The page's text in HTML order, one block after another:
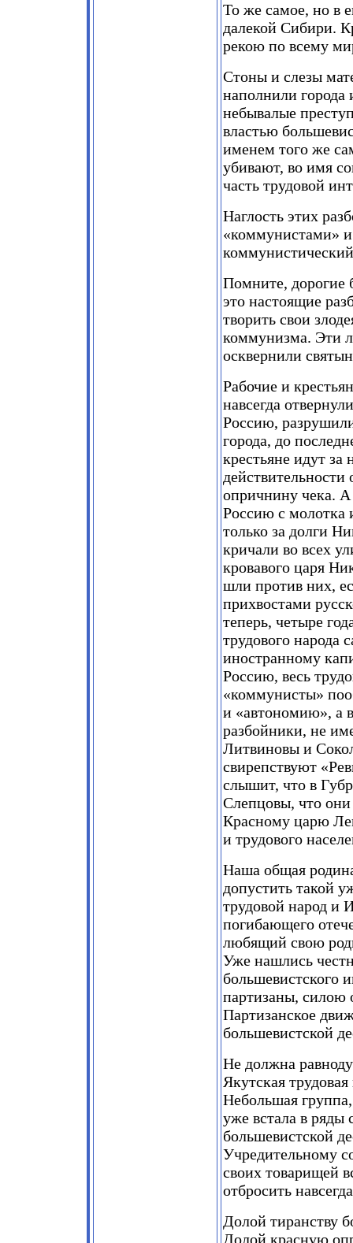
То же самое, но в
далекой Сибири.
рекою по всему
Стоны и слезы
наполнили
небывалые
властью
именем того же
убивают, во имя
часть трудовой
Наглость этих
«коммунистами»
Помните, дорогие
это настоящие
творить свои
коммунизма. Эти
осквернили
Рабочие и
навсегда
Россию,
города, до
крестьяне идут
опричнину чека.
Россию с молотка
только за долги
кричали во всех
кровавого царя
шли против них,
прихвостами
теперь, четыре
трудового
иностранному
Россию, весь
«коммунисты»
и «автономию», а
разбойники, не
Литвиновы и
свирепствуют
слышит, что в
Слепцовы, что
Красному царю
и трудового
Наша общая
допустить такой
трудовой народ и
погибающего
любящий свою
Уже нашлись
большевистского
партизаны, силою
Партизанское
большевистской
Не должна
Якутская
Небольшая
уже встала в ряды
большевистской
Учредительному
своих товарищей
отбросить
Долой тиранству
Долой красную